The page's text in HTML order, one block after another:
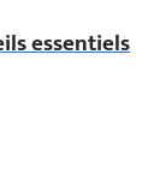
essentiels